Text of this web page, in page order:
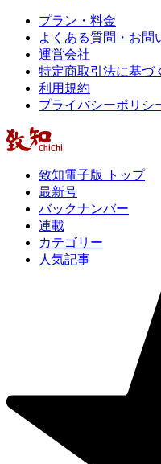
プラン・料金
よくある質問・お問
運営会社
特定商取引法に基づ
利用規約
プライバシーポリシ
致知電子版 トップ
最新号
バックナンバー
連載
カテゴリー
人気記事